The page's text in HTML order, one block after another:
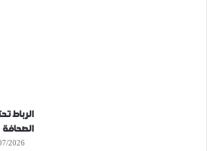
الرباط
الصحافة
2026